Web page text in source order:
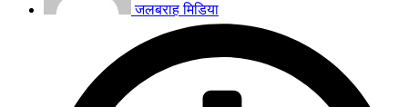
जलबराह मिडिया